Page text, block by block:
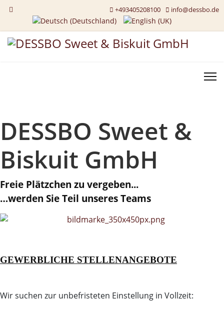
+493405208100 info@dessbo.de
Sprache auswählen
DESSBO Sweet &
Biskuit GmbH
Freie Plätzchen zu vergeben...
…werden Sie Teil unseres Teams
GEWERBLICHE STELLENANGEBOTE
Wir suchen zur unbefristeten Einstellung in Vollzeit: